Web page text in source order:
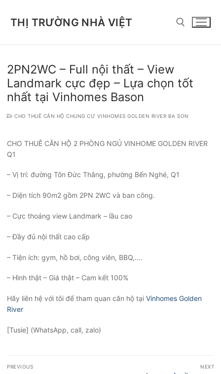
THỊ TRƯỜNG NHÀ VIỆT
2PN2WC – Full nội thất – View
Landmark cực đẹp – Lựa chọn tốt
nhất tại Vinhomes Bason
CHO THUÊ CĂN HỘ CHUNG CƯ VINHOMES GOLDEN RIVER BA SON
CHO THUÊ CĂN HỘ 2 PHÒNG NGỦ VINHOME GOLDEN RIVER
Q1
– Vị trí: đường Tôn Đức Thắng, phường Bến Nghé, Q1
– Diện tích 90m2 gồm 2PN 2WC và ban công.
– Cực thoáng view Landmark – lầu cao
– Đầy đủ nội thất cao cấp
– Tiện ích: gym, hồ bơi, công viên, BBQ,….
– Hình thật – Giá thật – Cam kết 100%
Hãy liên hệ với tôi để tham quan căn hộ tại Vinhomes Golden
River
[Tusie] (WhatsApp, call, zalo)
Điều
PREVIOUS NEXT